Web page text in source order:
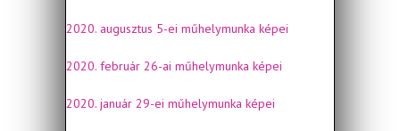
2020. augusztus 5-ei műhelymunka képei
2020. február 26-ai műhelymunka képei
2020. január 29-ei műhelymunka képei